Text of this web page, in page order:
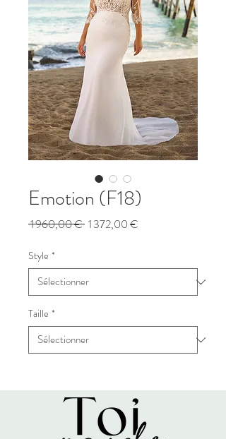
Emotion (F18)
1 960,00 € Prix
1 372,00 €
Style *
Taille *